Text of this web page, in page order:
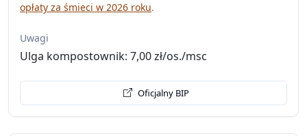
opłaty za śmieci w 2026 roku.
Uwagi
Ulga kompostownik: 7,00 zł/os./msc
Oficjalny BIP